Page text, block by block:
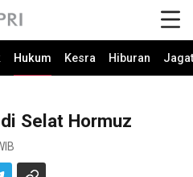
Hukum Kesra Hiburan Jagat
Selat Hormuz